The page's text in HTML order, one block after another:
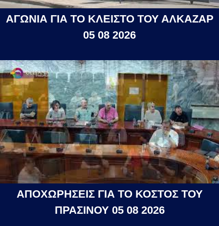
ΑΓΩΝΙΑ ΓΙΑ ΤΟ ΚΛΕΙΣΤΟ ΤΟΥ ΑΛΚΑΖΑΡ
05 08 2026
ΑΠΟΧΩΡΗΣΕΙΣ ΓΙΑ ΤΟ ΚΟΣΤΟΣ ΤΟΥ
ΠΡΑΣΙΝΟΥ 05 08 2026